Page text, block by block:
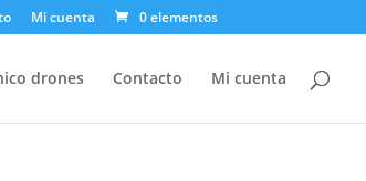
Mi cuenta 0 elementos
drones Contacto Mi cuenta